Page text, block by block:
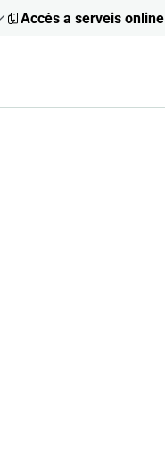
Accés a serveis online